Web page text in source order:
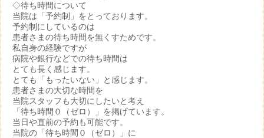
◇待ち時間について
当院は「予約制」をとっております。
予約制にしているのは
患者さまの待ち時間を無くすためです。
私自身の経験ですが
病院や銀行などでの待ち時間は
とても長く感じます。
とても「もったいない」と感じます。
患者さまの大切な時間を
当院スタッフも大切にしたいと考え
「待ち時間０（ゼロ）」を掲げています。
当日や直前の予約も可能です。
当院の「待ち時間０（ゼロ）」に